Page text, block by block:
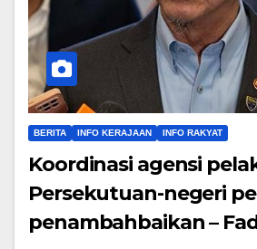
BERITA INFO KERAJAAN INFO RAKYAT
Koordinasi agensi
Persekutuan-negeri
penambahbaikan –